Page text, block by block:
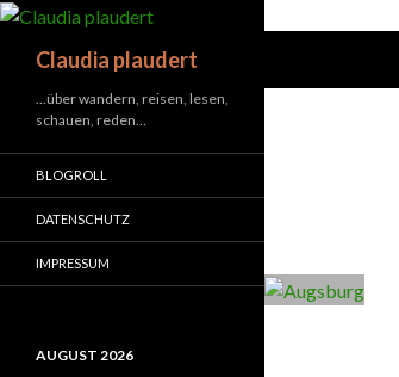
Claudia plaudert
…über wandern, reisen, lesen,
schauen, reden…
BLOGROLL
DATENSCHUTZ
IMPRESSUM
AUGUST 2026